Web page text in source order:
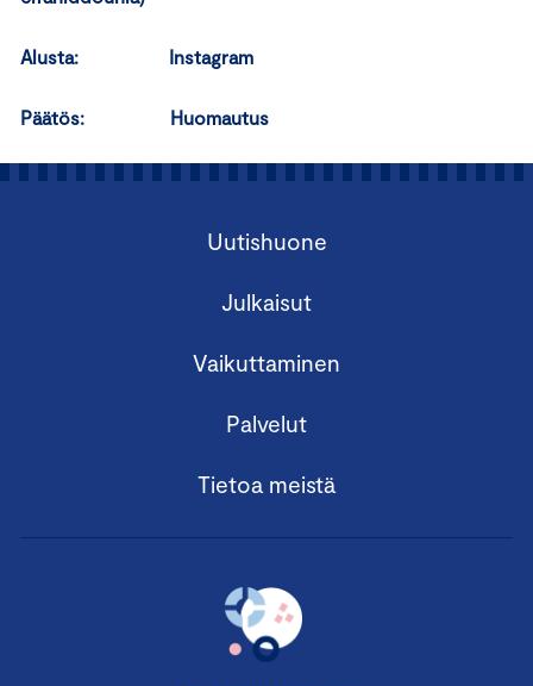
Alusta: Instagram
Päätös: Huomautus
Uutishuone
Julkaisut
Vaikuttaminen
Palvelut
Tietoa meistä